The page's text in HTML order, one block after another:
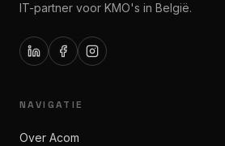
IT-partner voor KMO's in België.
NAVIGATIE
Over Acom